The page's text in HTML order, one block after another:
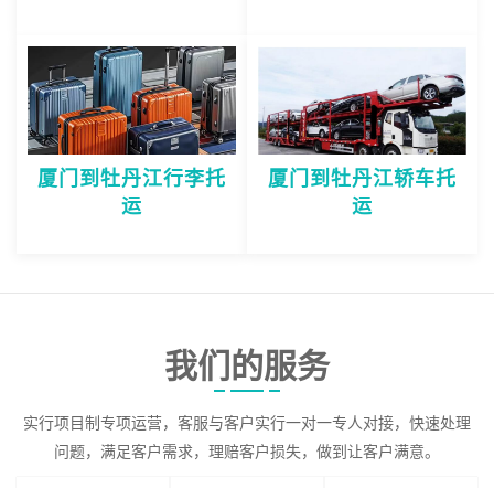
厦门到牡丹江行李托
运
厦门到牡丹江轿车托
运
我们的服务
实行项目制专项运营，客服与客户实行一对一专人对接，快速处理
问题，满足客户需求，理赔客户损失，做到让客户满意。